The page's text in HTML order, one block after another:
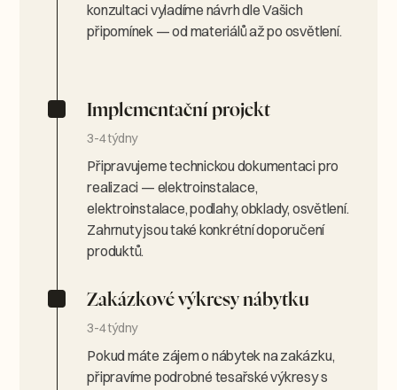
konzultaci vyladíme návrh dle Vašich
připomínek — od materiálů až po osvětlení.
Implementační projekt
3-4 týdny
Připravujeme technickou dokumentaci pro
realizaci — elektroinstalace,
elektroinstalace, podlahy, obklady, osvětlení.
Zahrnuty jsou také konkrétní doporučení
produktů.
Zakázkové výkresy nábytku
3-4 týdny
Pokud máte zájem o nábytek na zakázku,
připravíme podrobné tesařské výkresy s